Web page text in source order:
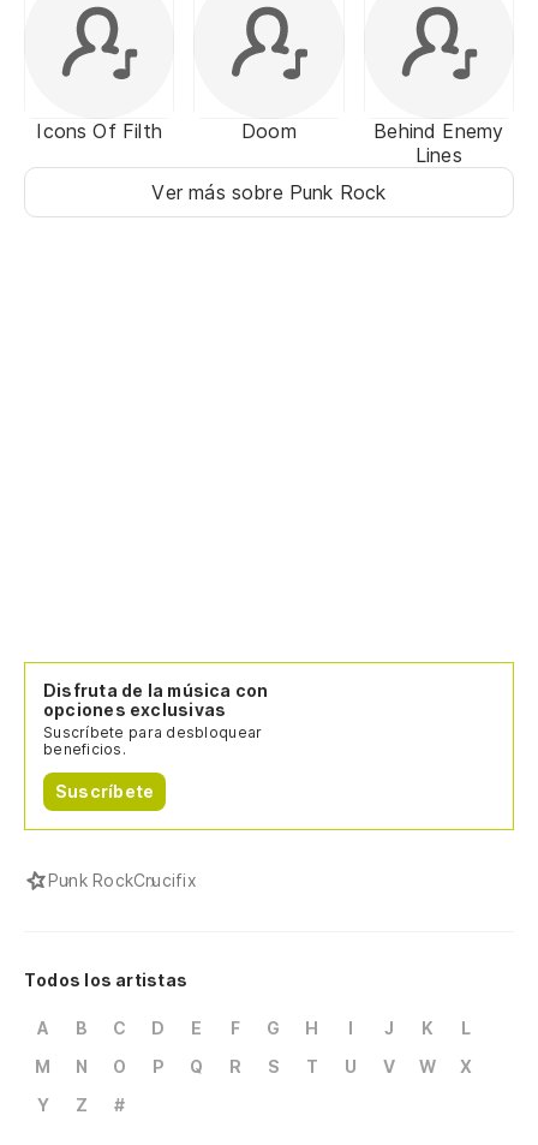
Icons Of Filth Doom
Behind Enemy
Lines
Ver más sobre Punk Rock
Disfruta de la música con
opciones exclusivas
Suscríbete para desbloquear
beneficios.
Suscríbete
Punk RockCrucifix
Todos los artistas
A B C D E F G H I J K
L
M
N O P Q R S T U V W
X
Y
Z #